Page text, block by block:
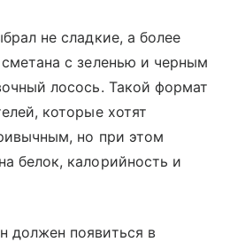
не сладкие, а более
с зеленью и черным
лосось. Такой формат
которые хотят
но при этом
белок, калорийность и
должен появиться в